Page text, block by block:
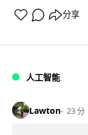
分享
人工智能
Lawton 23 分